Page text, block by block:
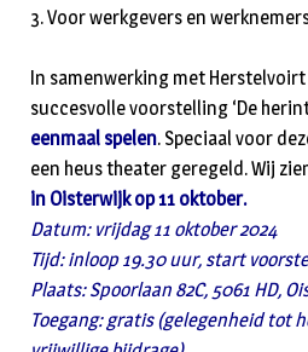
3. Voor werkgevers en
In samenwerking met Herstelvoirt
succesvolle voorstelling ‘De
eenmaal spelen. Speciaal voor
een heus theater geregeld. Wij
in Oisterwijk op 11 oktober.
Datum: vrijdag 11 oktober 2024
Tijd: inloop 19.30 uur, start
Plaats: Spoorlaan 82C, 5061 HD,
Toegang: gratis (gelegenheid tot